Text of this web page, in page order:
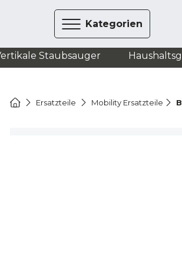
Kategorien
Staubsauger
Ersatzteile Mobility Ersatzteile